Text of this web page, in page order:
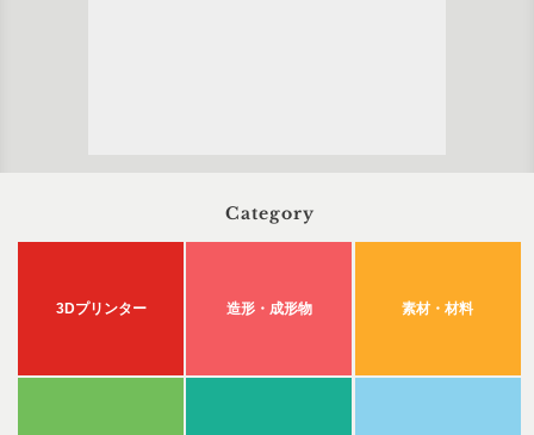
Category
3Dプリンター 造形・成形物 素材・材料